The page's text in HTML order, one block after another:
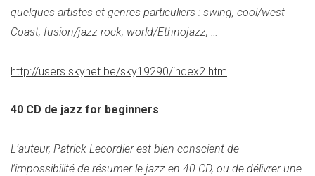
quelques artistes et genres particuliers : swing, cool/west
Coast, fusion/jazz rock, world/Ethnojazz, …
http://users.skynet.be/sky19290/index2.htm
40 CD de jazz for beginners
L’auteur, Patrick Lecordier est bien conscient de
l’impossibilité de résumer le jazz en 40 CD, ou de délivrer une